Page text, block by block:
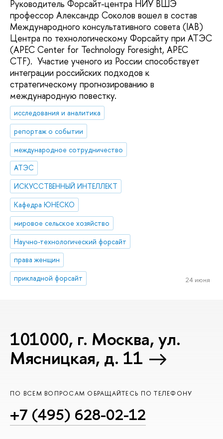
Руководитель Форсайт-центра НИУ ВШЭ
профессор Александр Соколов вошел в состав
Международного консультативного совета (IAB)
Центра по технологическому Форсайту при АТЭС
(APEC Center for Technology Foresight, APEC
CTF). Участие ученого из России способствует
интеграции российских подходов к
стратегическому прогнозированию в
международную повестку.
исследования и аналитика
репортаж о событии
международное сотрудничество
АТЭС
ИСКУССТВЕННЫЙ ИНТЕЛЛЕКТ
Кафедра ЮНЕСКО
мировое сельское хозяйство
Научно-технологический форсайт
права женщин
прикладной форсайт
24 июня
101000, г. Москва, ул.
Мясницкая, д. 11
ПО ВСЕМ ВОПРОСАМ ОБРАЩАЙТЕСЬ ПО ТЕЛЕФОНУ
+7 (495) 628-02-12